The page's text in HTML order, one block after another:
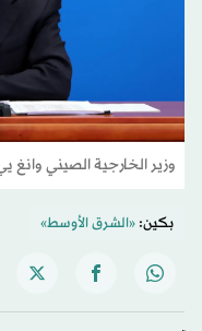
وزير الخارجية الصيني وانغ
بكين:«الشرق الأوسط»